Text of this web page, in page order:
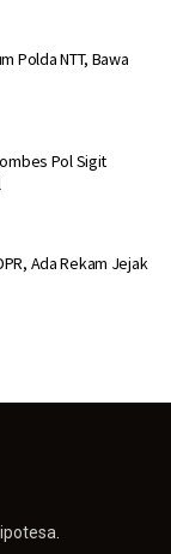
Polda NTT, Bawa
Pol Sigit
Ada Rekam Jejak